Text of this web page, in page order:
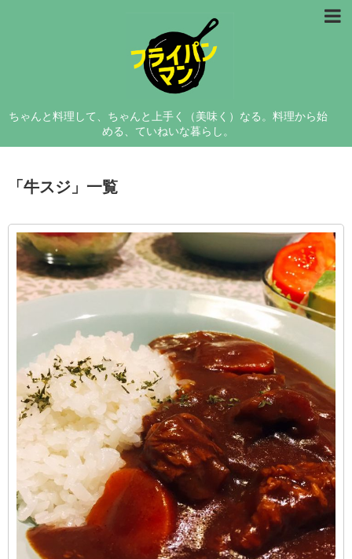
ちゃんと料理して、ちゃんと上手く（美味く）なる。料理から始
める、ていねいな暮らし。
「 牛スジ 」 一覧
コラム